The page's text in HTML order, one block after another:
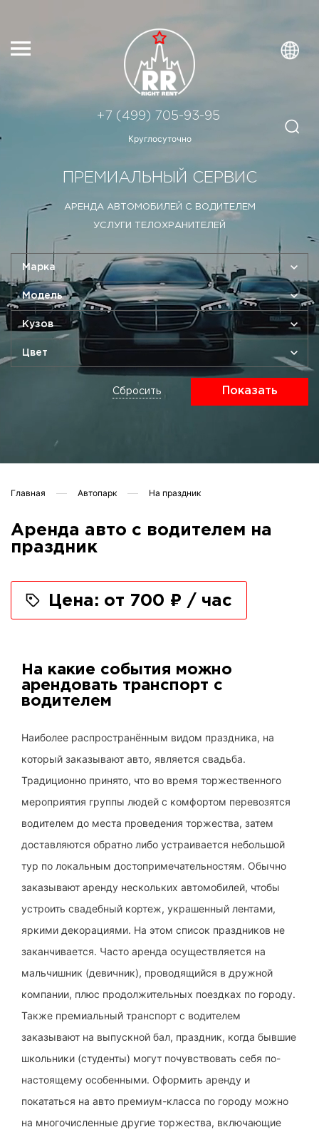
Круглосуточно
+7 (499) 705-93-95
ПРЕМИАЛЬНЫЙ СЕРВИС
АРЕНДА АВТОМОБИЛЕЙ С ВОДИТЕЛЕМ
УСЛУГИ ТЕЛОХРАНИТЕЛЕЙ
Марка
Модель
Кузов
Цвет
Сбросить Показать
Главная Автопарк На праздник
Аренда авто с водителем на
праздник
Цена: от 700 ₽ / час
На какие события можно
арендовать транспорт с
водителем
Наиболее распространённым видом праздника, на
который заказывают авто, является свадьба.
Традиционно принято, что во время торжественного
мероприятия группы людей с комфортом перевозятся
водителем до места проведения торжества, затем
доставляются обратно либо устраивается небольшой
тур по локальным достопримечательностям. Обычно
заказывают аренду нескольких автомобилей, чтобы
устроить свадебный кортеж, украшенный лентами,
яркими декорациями. На этом список праздников не
заканчивается. Часто аренда осуществляется на
мальчишник (девичник), проводящийся в дружной
компании, плюс продолжительных поездках по городу.
Также премиальный транспорт с водителем
заказывают на выпускной бал, праздник, когда бывшие
школьники (студенты) могут почувствовать себя по-
настоящему особенными. Оформить аренду и
покататься на авто премиум-класса по городу можно
на многочисленные другие торжества, включающие